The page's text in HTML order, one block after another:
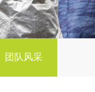
团队风采